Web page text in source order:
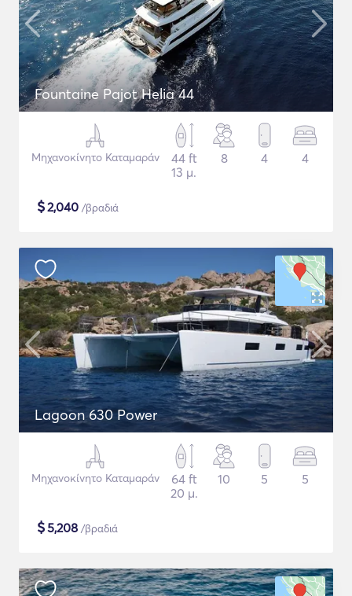
Fountaine Pajot Helia 44
Μηχανοκίνητο Καταμαράν
44 ft
13 μ.
8 4 4
$2,040 /βραδιά
Lagoon 630 Power
Μηχανοκίνητο Καταμαράν
64 ft
20 μ.
10 5 5
$5,208 /βραδιά